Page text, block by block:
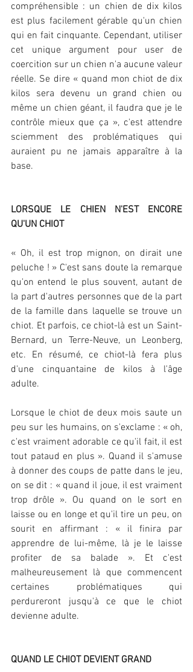
compréhensible : un chien de dix kilos
est plus facilement gérable qu'un chien
qui en fait cinquante. Cependant, utiliser
cet unique argument pour user de
coercition sur un chien n'a aucune valeur
réelle. Se dire « quand mon chiot de dix
kilos sera devenu un grand chien ou
même un chien géant, il faudra que je le
contrôle mieux que ça », c'est attendre
sciemment des problématiques qui
auraient pu ne jamais apparaître à la
base.
LORSQUE LE CHIEN N'EST ENCORE
QU'UN CHIOT
« Oh, il est trop mignon, on dirait une
peluche ! » C'est sans doute la remarque
qu'on entend le plus souvent, autant de
la part d'autres personnes que de la part
de la famille dans laquelle se trouve un
chiot. Et parfois, ce chiot-là est un Saint-
Bernard, un Terre-Neuve, un Leonberg,
etc. En résumé, ce chiot-là fera plus
d'une cinquantaine de kilos à l'âge
adulte.
Lorsque le chiot de deux mois saute un
peu sur les humains, on s'exclame : « oh,
c'est vraiment adorable ce qu'il fait, il est
tout pataud en plus ». Quand il s'amuse
à donner des coups de patte dans le jeu,
on se dit : « quand il joue, il est vraiment
trop drôle ». Ou quand on le sort en
laisse ou en longe et qu'il tire un peu, on
sourit en affirmant : « il finira par
apprendre de lui-même, là je le laisse
profiter de sa balade ». Et c'est
malheureusement là que commencent
certaines problématiques qui
perdureront jusqu'à ce que le chiot
devienne adulte.
QUAND LE CHIOT DEVIENT GRAND